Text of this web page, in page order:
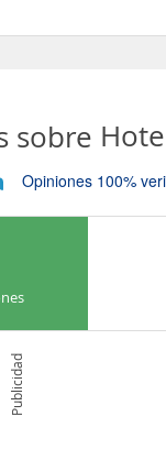
sobre
Opiniones 100%
Publicidad